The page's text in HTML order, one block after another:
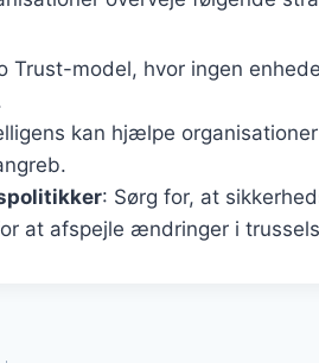
Trust-model, hvor ingen
kan hjælpe
: Sørg for, at
at afspejle ændringer i